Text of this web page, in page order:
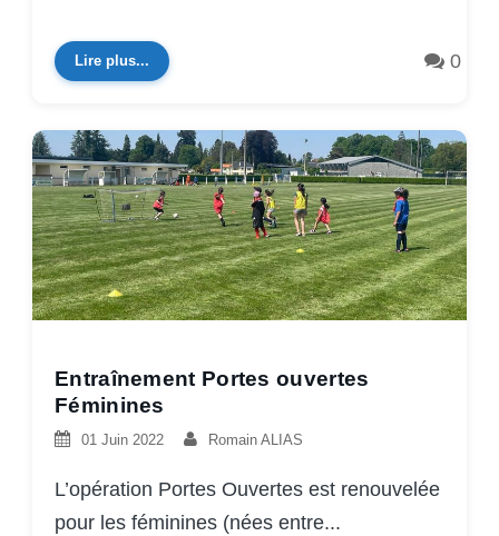
Lire plus... 0
Entraînement Portes ouvertes
Féminines
01 Juin 2022 Romain ALIAS
L’opération Portes Ouvertes est renouvelée
pour les féminines (nées entre...